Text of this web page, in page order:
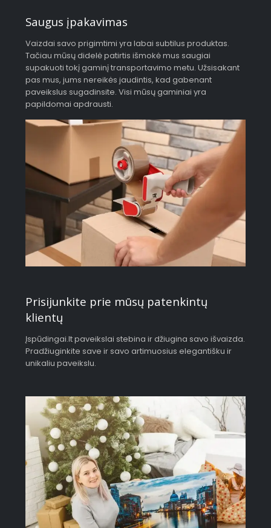
Saugus įpakavimas
Vaizdai savo prigimtimi yra labai subtilus produktas.
Tačiau mūsų didelė patirtis išmokė mus saugiai
supakuoti tokį gaminį transportavimo metu. Užsisakant
pas mus, jums nereikės jaudintis, kad gabenant
paveikslus sugadinsite. Visi mūsų gaminiai yra
papildomai apdrausti.
Prisijunkite prie mūsų patenkintų
klientų
Įspūdingai.lt paveikslai stebina ir džiugina savo išvaizda.
Pradžiuginkite save ir savo artimuosius elegantišku ir
unikaliu paveikslu.